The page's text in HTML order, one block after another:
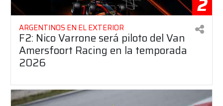
2
ARGENTINOS EN EL EXTERIOR
F2: Nico Varrone será piloto del Van
Amersfoort Racing en la temporada
2026